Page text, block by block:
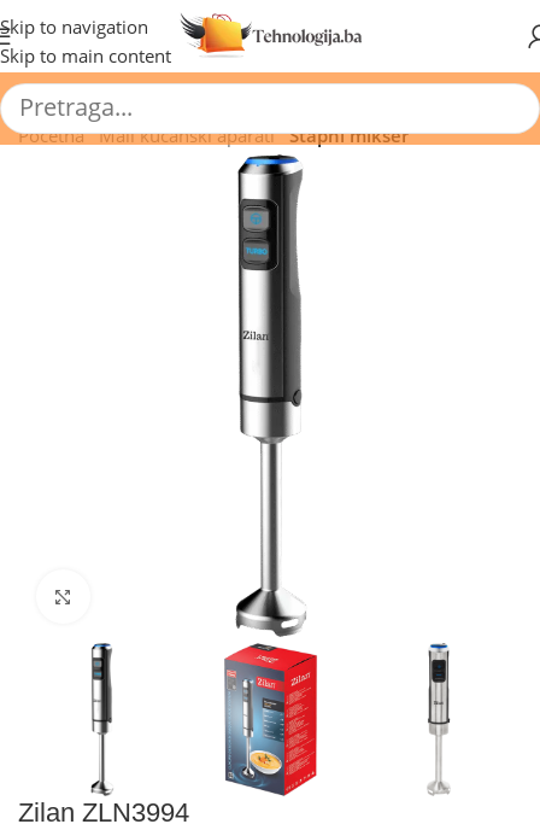
Skip to navigation
Skip to main content
🔥 Pogledajte aktuelne akcije 🔥
Početna/ Mali kućanski aparati/ Štapni mikser
Kliknite za uvećanje
Zilan ZLN3994